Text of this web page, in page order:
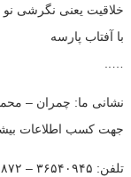
خلاقیت یعنی نگرشی نو
با آفتاب پارسه
نشانی ما: چمران –
جهت کسب اطلاعات
تلفن: ۳۶۵۴۰۹۴۵ – ۰۹۳۹۳۱۴۴۸۷۲